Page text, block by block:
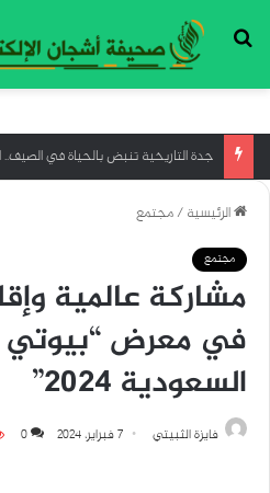
بحث عن
الرئيسية/مجتمع
مجتمع
مشاركة عالمية
في معرض “بيوتي
السعودية 2024”
فايزة الثبيتي 7 فبراير، 2024 0